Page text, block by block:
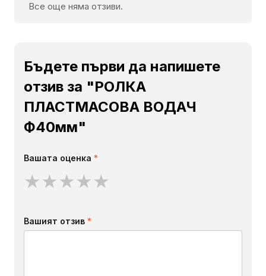
Все още няма отзиви.
Бъдете първи да напишете
отзив за "РОЛКА
ПЛАСТМАСОВА ВОДАЧ
Ф40мм"
Вашата оценка *
★★★★★
Вашият отзив *